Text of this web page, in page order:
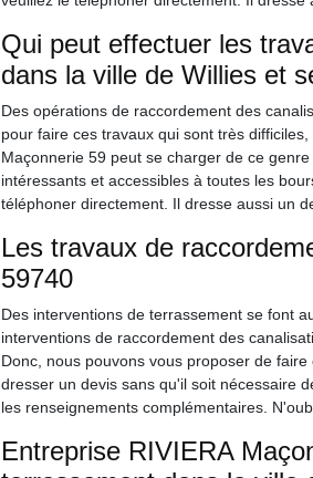
Qui peut effectuer les
dans la ville de Willies et
Des opérations de raccordement des
pour faire ces travaux qui sont très
Maçonnerie 59 peut se charger de ce
intéressants et accessibles à toutes les
téléphoner directement. Il dresse aussi un
Les travaux de
59740
Des interventions de terrassement se font
interventions de raccordement des
Donc, nous pouvons vous proposer de
dresser un devis sans qu'il soit nécessaire
les renseignements complémentaires.
Entreprise RIVIERA